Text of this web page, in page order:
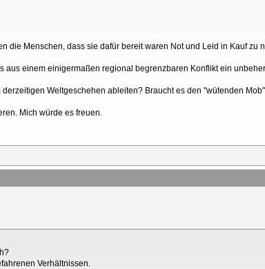
die Menschen, dass sie dafür bereit waren Not und Leid in Kauf zu
aus einem einigermaßen regional begrenzbaren Konflikt ein
Weltgeschehen ableiten? Braucht es den "wütenden
Mich würde es freuen.
Verhältnissen.